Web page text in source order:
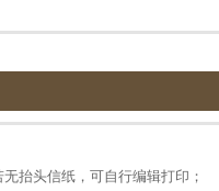
抬头信纸，可自行编辑打印；